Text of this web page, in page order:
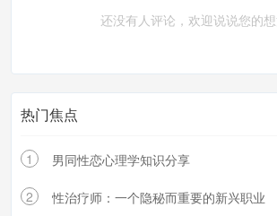
还没有人评论，欢迎说说您的想
热门焦点
1 男同性恋心理学知识分享
2 性治疗师：一个隐秘而重要的新兴职业